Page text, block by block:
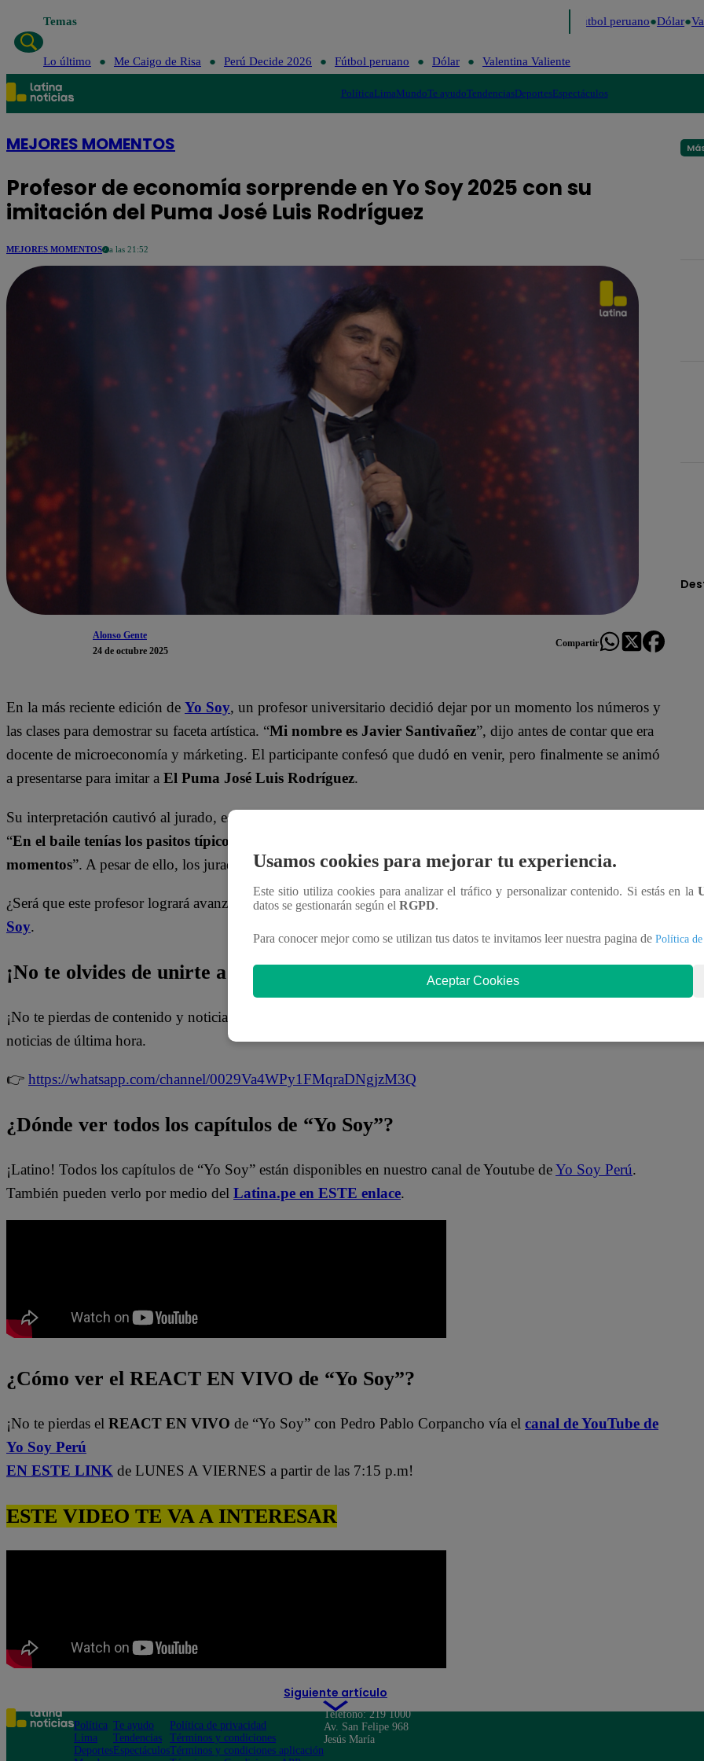
Temas Fútbol peruano Dólar
Lo último Me Caigo de Risa Perú Decide 2026 Fútbol peruano Dólar Valentina Valiente
PolíticaLimaMundoTe ayudoTendenciasDeportesEspectáculos
MEJORES MOMENTOS
Profesor de economía sorprende en Yo Soy 2025 con su
imitación del Puma José Luis Rodríguez
MEJORES MOMENTOS a las 21:52
Alonso Gente
24 de octubre 2025
Compartir
En la más reciente edición de Yo Soy, un profesor universitario decidió dejar por un momento los números y
las clases para demostrar su faceta artística. “Mi nombre es Javier Santivañez”, dijo antes de contar que era
docente de microeconomía y márketing. El participante confesó que dudó en venir, pero finalmente se animó
a presentarse para imitar a El Puma José Luis Rodríguez.
Su interpretación cautivó al jurado, especialmente por su actitud en el escenario.
“En el baile tenías los pasitos típicos de El Puma; sin embargo, el timbre vocal aparece solo por
momentos”. A pesar de ello, los jurados decidieron darle una oportunidad y le dijeron que sí.
¿Será que este profesor logrará avanzar aún más en el programa? Descúbrelo en los próximos episodios de
Soy.
¡No te olvides de unirte a nuestro canal oficial!
¡No te pierdas de contenido y noticias
noticias de última hora.
👉 https://whatsapp.com/channel/0029Va4WPy1FMqraDNgjzM3Q
¿Dónde ver todos los capítulos de “Yo Soy”?
¡Latino! Todos los capítulos de “Yo Soy” están disponibles en nuestro canal de Youtube deYo Soy Perú.
También pueden verlo por medio del Latina.pe en ESTE enlace.
¿Cómo ver el REACT EN VIVO de “Yo Soy”?
¡No te pierdas el REACT EN VIVO de “Yo Soy” con Pedro Pablo Corpancho vía el canal de YouTube de
Yo Soy Perú
EN ESTE LINK de LUNES A VIERNES a partir de las 7:15 p.m!
ESTE VIDEO TE VA A INTERESAR
Siguiente artículo
Usamos cookies para mejorar tu experiencia.
Este sitio utiliza cookies para analizar el tráfico y personalizar contenido. Si estás en la
datos se gestionarán según el RGPD.
Para conocer mejor como se utilizan tus datos te invitamos leer nuestra pagina de Política
Aceptar Cookies
Política
Lima
Deportes
Te ayudo
Tendencias
Espectáculos
Política de privacidad
Términos y condiciones
Términos y condiciones aplicación
Teléfono: 219 1000
Av. San Felipe 968
Jesús María